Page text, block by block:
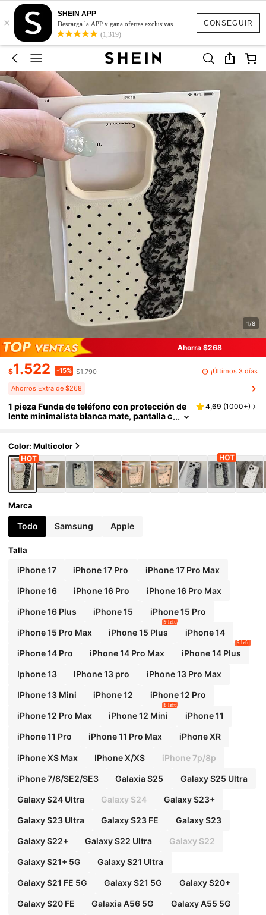
CONSEGUIR
×
SHEIN APP
Descarga la APP y gana ofertas exclusivas
(1,319)
1/8
Ahorra $268
$1.522 -15% $1.790 ¡Últimos 3 días
Ahorros Extra de $268
1 pieza Funda de teléfono con protección de
lente minimalista blanca mate, pantalla c
da para iPhone 16 Pro Max/17/16/15/14 Plus/
13/12/11/Air, funda protectora para serie
4,69 (1000+)
Color: Multicolor
Marca
Todo Samsung Apple
Talla
iPhone 17 iPhone 17 Pro iPhone 17 Pro Max
iPhone 16 iPhone 16 Pro iPhone 16 Pro Max
iPhone 16 Plus iPhone 15 iPhone 15 Pro
iPhone 15 Pro Max iPhone 15 Plus
9 left
iPhone 14
iPhone 14 Pro iPhone 14 Pro Max iPhone 14 Plus
5 left
Iphone 13 IPhone 13 pro iPhone 13 Pro Max
IPhone 13 Mini iPhone 12 iPhone 12 Pro
iPhone 12 Pro Max iPhone 12 Mini
8 left
iPhone 11
iPhone 11 Pro iPhone 11 Pro Max iPhone XR
iPhone XS Max IPhone X/XS iPhone 7p/8p
iPhone 7/8/SE2/SE3 Galaxia S25 Galaxy S25 Ultra
Galaxy S24 Ultra Galaxy S24 Galaxy S23+
Galaxy S23 Ultra Galaxy S23 FE Galaxy S23
Galaxy S22+ Galaxy S22 Ultra Galaxy S22
Galaxy S21+ 5G Galaxy S21 Ultra
Galaxy S21 FE 5G Galaxy S21 5G Galaxy S20+
Galaxy S20 FE Galaxia A56 5G Galaxy A55 5G